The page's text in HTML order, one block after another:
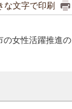
な文字で印刷
の女性活躍推進の